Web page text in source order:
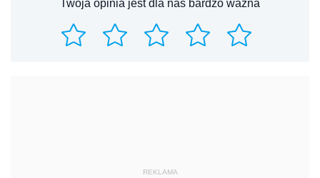
Twoja opinia jest dla nas bardzo ważna
REKLAMA